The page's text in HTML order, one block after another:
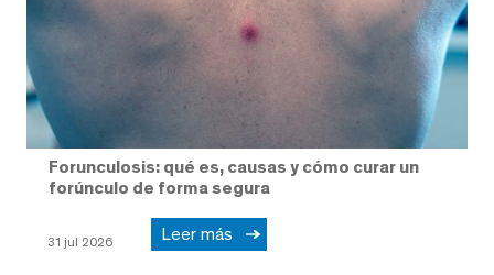
Forunculosis: qué es, causas y cómo curar un
forúnculo de forma segura
31 jul 2026 Leer más